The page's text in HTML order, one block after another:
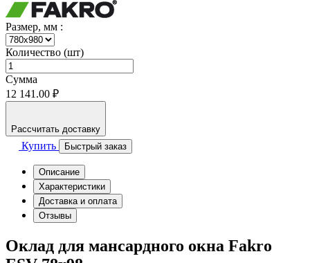
Размер, мм :
Количество (шт)
Сумма
12 141.00 ₽
Рассчитать доставку
Купить Быстрый заказ
Описание
Характеристики
Доставка и оплата
Отзывы
Оклад для мансардного окна Fakro